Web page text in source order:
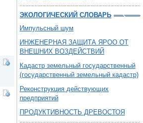
ЭКОЛОГИЧЕСКИЙ СЛОВАРЬ
Импульсный шум
ИНЖЕНЕРНАЯ ЗАЩИТА ЯРОО ОТ
ВНЕШНИХ ВОЗДЕЙСТВИЙ
Кадастр земельный государственный
(государственный земельный кадастр)
Реконструкция действующих
предприятий
ПРОДУКТИВНОСТЬ ДРЕВОСТОЯ